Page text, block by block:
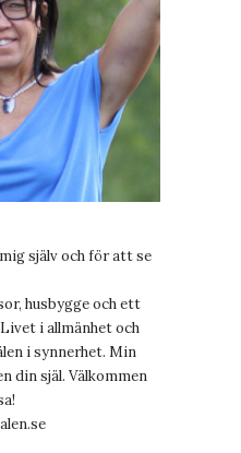
själv och för att se
husbygge och ett
i allmänhet och
i synnerhet. Min
din själ. Välkommen